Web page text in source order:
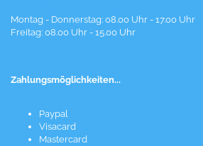
Montag - Donnerstag: 08.00 Uhr - 17.00 Uhr
Freitag: 08.00 Uhr - 15.00 Uhr
Zahlungsmöglichkeiten...
Paypal
Visacard
Mastercard